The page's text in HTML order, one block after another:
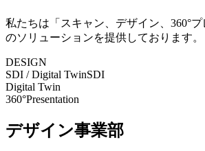
私たちは「スキャン、デザイン、360°プ
のソリューションを提供しております。
DESIGN
SDI / Digital TwinSDI
Digital Twin
360°Presentation
デザイン事業部